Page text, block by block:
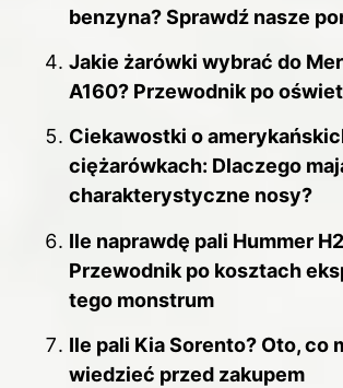
benzyna? Sprawdź nasze
Jakie żarówki wybrać do
A160? Przewodnik po
Ciekawostki o
ciężarówkach: Dlaczego
charakterystyczne nosy?
Ile naprawdę pali Hummer
Przewodnik po kosztach
tego monstrum
Ile pali Kia Sorento? Oto, co
wiedzieć przed zakupem